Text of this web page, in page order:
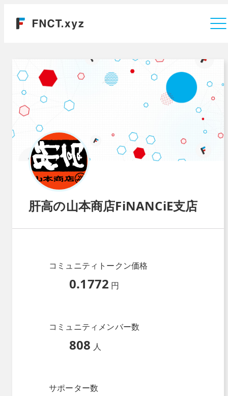
肝高の山本商店FiNANCiE支店
コミュニティトークン価格
0.1772 円
コミュニティメンバー数
808 人
サポーター数